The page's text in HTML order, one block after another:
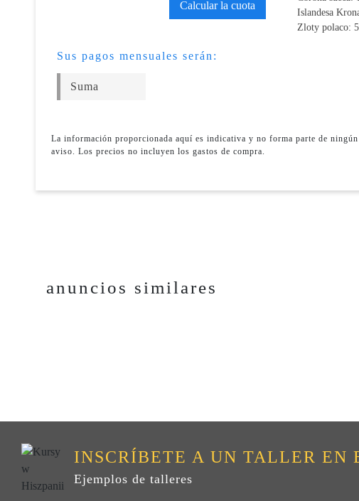
Calcular la cuota
Sus pagos mensuales serán:
Islandesa
Zloty polaco:
La información proporcionada aquí es indicativa y no forma parte de
aviso. Los precios no incluyen los gastos de compra.
anuncios similares
INSCRÍBETE A UN TALLER EN
Ejemplos de talleres